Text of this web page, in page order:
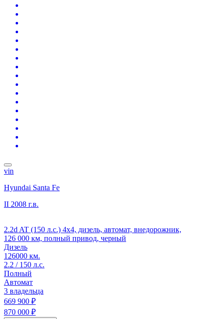
vin
Hyundai Santa Fe
II 2008 г.в.
2.2d AT (150 л.с.) 4x4, дизель, автомат, внедорожник,
126 000 км, полный привод, черный
Дизель
126000 км.
2.2 / 150 л.с.
Полный
Автомат
3 владельца
669 900 ₽
870 000 ₽